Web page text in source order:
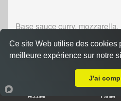
Base sauce curry,
terre, poivrons, oignons
Pizza boursin
Accueil Panier
Ce site Web utilise des cookies
meilleure expérience sur notre
J'ai